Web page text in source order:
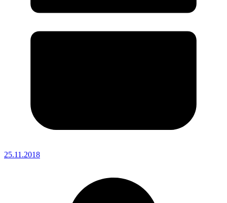
25.11.2018